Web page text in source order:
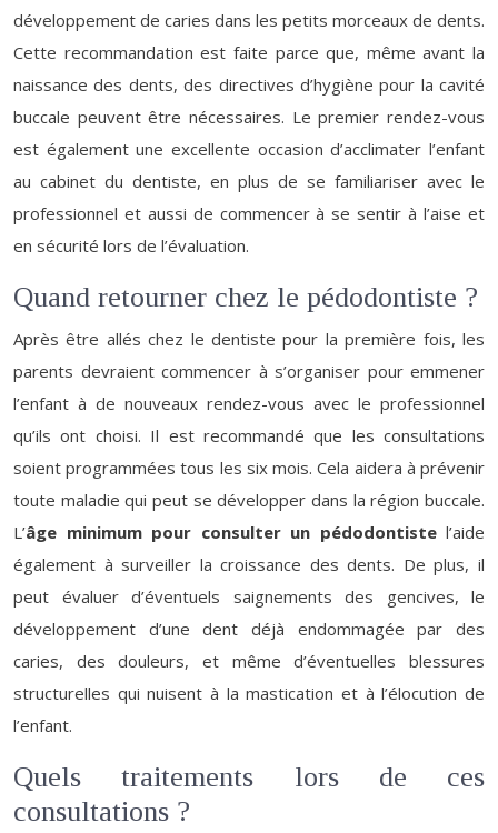
développement de caries dans les petits morceaux de dents.
Cette recommandation est faite parce que, même avant la
naissance des dents, des directives d’hygiène pour la cavité
buccale peuvent être nécessaires. Le premier rendez-vous
est également une excellente occasion d’acclimater l’enfant
au cabinet du dentiste, en plus de se familiariser avec le
professionnel et aussi de commencer à se sentir à l’aise et
en sécurité lors de l’évaluation.
Quand retourner chez le pédodontiste ?
Après être allés chez le dentiste pour la première fois, les
parents devraient commencer à s’organiser pour emmener
l’enfant à de nouveaux rendez-vous avec le professionnel
qu’ils ont choisi. Il est recommandé que les consultations
soient programmées tous les six mois. Cela aidera à prévenir
toute maladie qui peut se développer dans la région buccale.
L’âge minimum pour consulter un pédodontistel’aide
également à surveiller la croissance des dents. De plus, il
peut évaluer d’éventuels saignements des gencives, le
développement d’une dent déjà endommagée par des
caries, des douleurs, et même d’éventuelles blessures
structurelles qui nuisent à la mastication et à l’élocution de
l’enfant.
Quels traitements lors de ces
consultations ?